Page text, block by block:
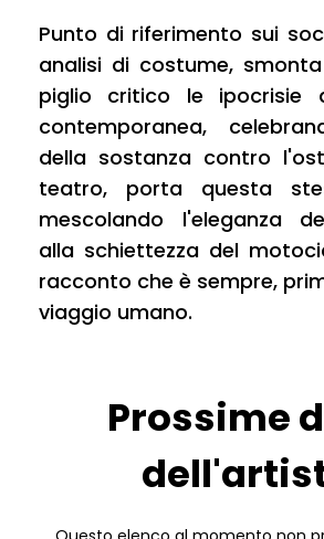
Punto di riferimento sui
analisi di costume,
piglio critico le ipocrisie
contemporanea,
della sostanza contro
teatro, porta questa
mescolando l'eleganza
alla schiettezza del
racconto che è sempre,
viaggio umano.
Prossime